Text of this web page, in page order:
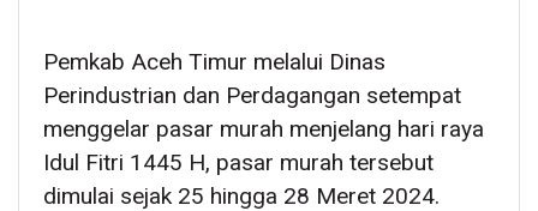
Pemkab Aceh Timur melalui Dinas
Perindustrian dan Perdagangan setempat
menggelar pasar murah menjelang hari raya
Idul Fitri 1445 H, pasar murah tersebut
dimulai sejak 25 hingga 28 Meret 2024.